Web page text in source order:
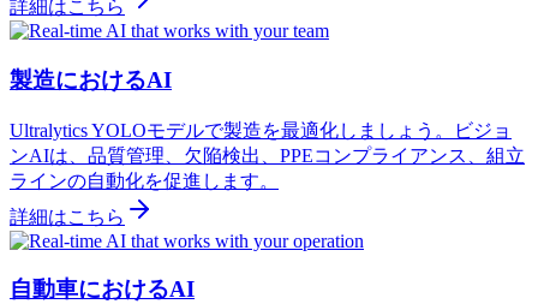
詳細はこちら
製造におけるAI
Ultralytics YOLOモデルで製造を最適化しましょう。ビジョ
ンAIは、品質管理、欠陥検出、PPEコンプライアンス、組立
ラインの自動化を促進します。
詳細はこちら
自動車におけるAI